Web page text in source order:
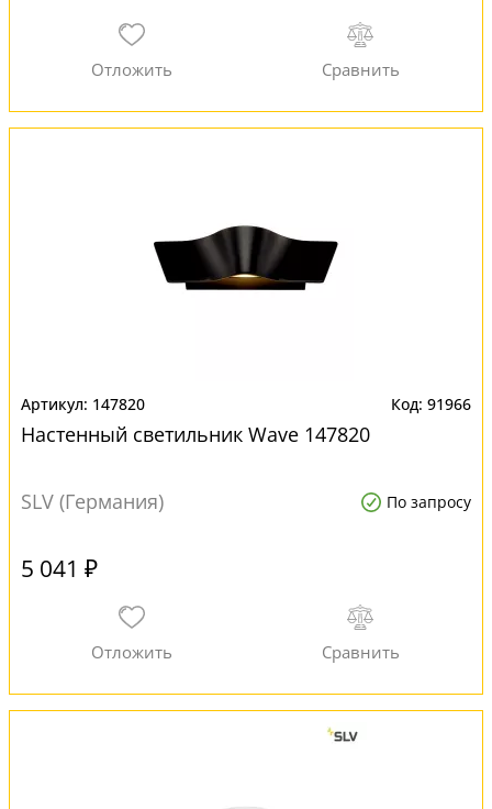
147820 91966
Настенный светильник Wave 147820
SLV (Германия) По запросу
5 041 ₽